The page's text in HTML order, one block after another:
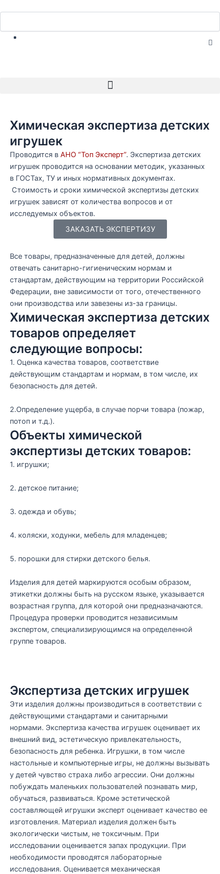
содержимому
Menu
Химическая экспертиза детских
игрушек
Проводится в АНО “Топ Эксперт”. Экспертиза детских
игрушек проводится на основании методик, указанных
в ГОСТах, ТУ и иных нормативных документах.
Стоимость и сроки химической экспертизы детских
игрушек зависят от количества вопросов и от
исследуемых объектов.
ЗАКАЗАТЬ ЭКСПЕРТИЗУ
Все товары, предназначенные для детей, должны
отвечать санитарно-гигиеническим нормам и
стандартам, действующим на территории Российской
Федерации, вне зависимости от того, отечественного
они производства или завезены из-за границы.
Химическая экспертиза детских
товаров определяет
следующие вопросы:
1. Оценка качества товаров, соответствие
действующим стандартам и нормам, в том числе, их
безопасность для детей.
2.Определение ущерба, в случае порчи товара (пожар,
потоп и т.д.).
Объекты химической
экспертизы детских товаров:
1. игрушки;
2. детское питание;
3. одежда и обувь;
4. коляски, ходунки, мебель для младенцев;
5. порошки для стирки детского белья.
Изделия для детей маркируются особым образом,
этикетки должны быть на русском языке, указывается
возрастная группа, для которой они предназначаются.
Процедура проверки проводится независимым
экспертом, специализирующимся на определенной
группе товаров.
Экспертиза детских игрушек
Эти изделия должны производиться в соответствии с
действующими стандартами и санитарными
нормами. Экспертиза качества игрушек оценивает их
внешний вид, эстетическую привлекательность,
безопасность для ребенка. Игрушки, в том числе
настольные и компьютерные игры, не должны вызывать
у детей чувство страха либо агрессии. Они должны
побуждать маленьких пользователей познавать мир,
обучаться, развиваться. Кроме эстетической
составляющей игрушки эксперт оценивает качество ее
изготовления. Материал изделия должен быть
экологически чистым, не токсичным. При
исследовании оценивается запах продукции. При
необходимости проводятся лабораторные
исследования. Оценивается механическая